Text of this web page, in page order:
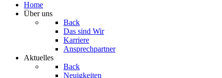
Home
Über uns
Back
Das sind Wir
Karriere
Ansprechpartner
Aktuelles
Back
Neuigkeiten